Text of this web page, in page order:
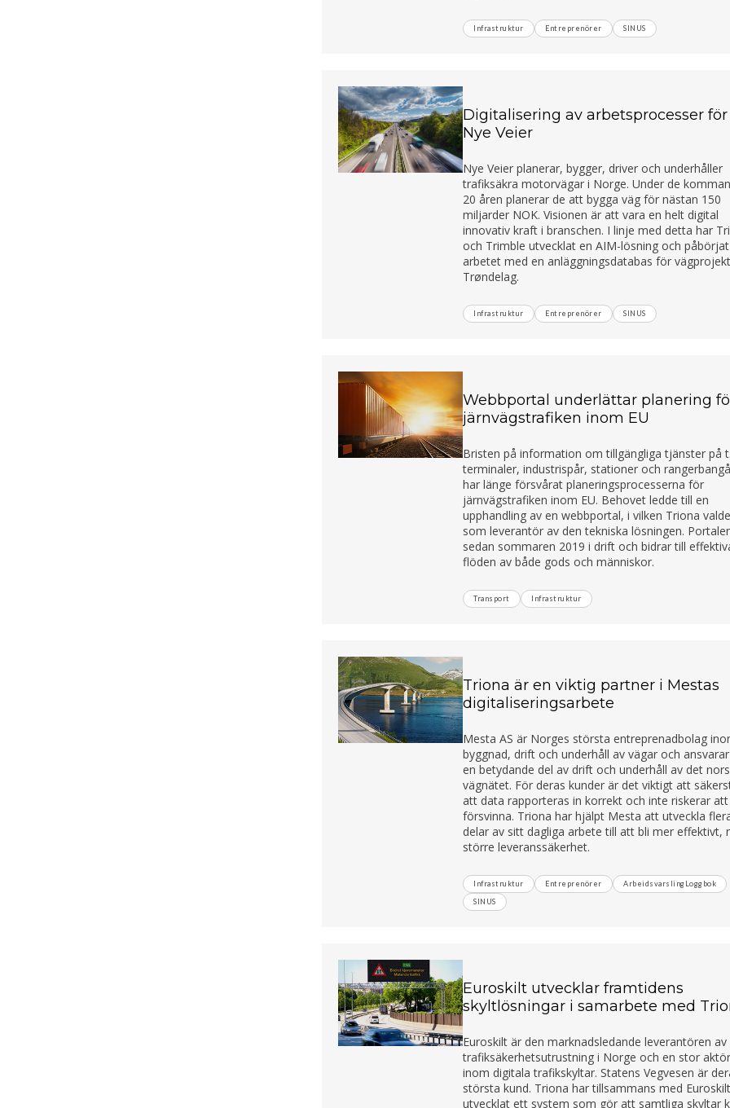
Infrastruktur Entreprenörer SINUS
Digitalisering av arbetsprocesser för
Nye Veier
Nye Veier planerar, bygger, driver och underhåller
trafiksäkra motorvägar i Norge. Under de
20 åren planerar de att bygga väg för nästan 150
miljarder NOK. Visionen är att vara en helt digital
innovativ kraft i branschen. I linje med detta har
och Trimble utvecklat en AIM-lösning och påbörjat
arbetet med en anläggningsdatabas för
Trøndelag.
Infrastruktur Entreprenörer SINUS
Webbportal underlättar planering
järnvägstrafiken inom EU
Bristen på information om tillgängliga tjänster på
terminaler, industrispår, stationer och
har länge försvårat planeringsprocesserna för
järnvägstrafiken inom EU. Behovet ledde till en
upphandling av en webbportal, i vilken Triona
som leverantör av den tekniska lösningen.
sedan sommaren 2019 i drift och bidrar till
flöden av både gods och människor.
Transport Infrastruktur
Triona är en viktig partner i Mestas
digitaliseringsarbete
Mesta AS är Norges största entreprenadbolag
byggnad, drift och underhåll av vägar och
en betydande del av drift och underhåll av det
vägnätet. För deras kunder är det viktigt att
att data rapporteras in korrekt och inte riskerar att
försvinna. Triona har hjälpt Mesta att utveckla
delar av sitt dagliga arbete till att bli mer effektivt,
större leveranssäkerhet.
Infrastruktur Entreprenörer
ArbeidsvarslingLoggbok
SINUS
Euroskilt utvecklar framtidens
skyltlösningar i samarbete med
Euroskilt är den marknadsledande leverantören av
trafiksäkerhetsutrustning i Norge och en stor aktör
inom digitala trafikskyltar. Statens Vegvesen är
största kund. Triona har tillsammans med Euroskilt
utvecklat ett system som gör att samtliga skyltar